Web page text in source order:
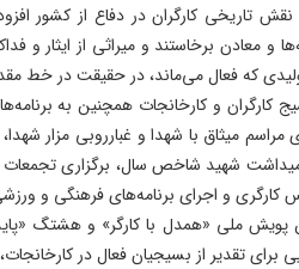
نقش تاریخی کارگران در دفاع از کشور
و معادن برخاستند و میراثی از ایثار و
که فعال می‌ماند، در حقیقت در خط
کارگران و کارخانجات همچنین به
میثاق با شهدا و غبارروبی مزار
شهید شاخص سال، برگزاری تجمعات
کارگری و اجرای برنامه‌های فرهنگی و
پویش ملی «همدل با کارگر» و هشتگ
برای تقدیر از بسیجیان فعال در